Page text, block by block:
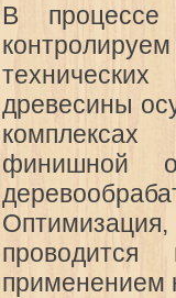
В процессе
древесины
финишной
применением